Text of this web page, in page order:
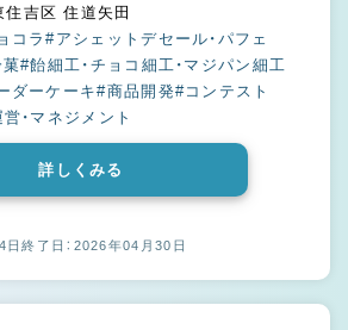
大阪府 大阪市東住吉区 住道矢田
コラ#アシェットデセール・パフェ
菓#飴細工・チョコ細工・マジパン細工
ダーケーキ#商品開発#コンテスト
・マネジメント
詳しくみる
日終了日：2026年04月30日